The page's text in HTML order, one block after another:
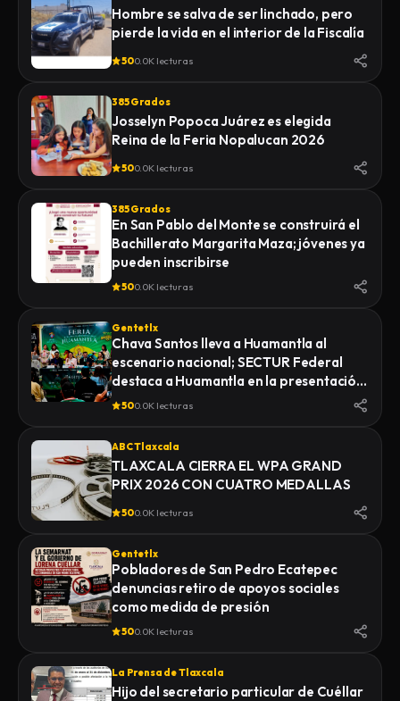
Hombre se salva de ser linchado, pero
pierde la vida en el interior de la Fiscalía
500.0K lecturas
385 Grados
Josselyn Popoca Juárez es elegida
Reina de la Feria Nopalucan 2026
500.0K lecturas
385 Grados
En San Pablo del Monte se construirá el
Bachillerato Margarita Maza; jóvenes ya
pueden inscribirse
500.0K lecturas
Gentetlx
Chava Santos lleva a Huamantla al
escenario nacional; SECTUR Federal
destaca a Huamantla en la presentación
de su feria 2026
500.0K lecturas
ABC Tlaxcala
TLAXCALA CIERRA EL WPA GRAND
PRIX 2026 CON CUATRO MEDALLAS
500.0K lecturas
Gentetlx
Pobladores de San Pedro Ecatepec
denuncias retiro de apoyos sociales
como medida de presión
500.0K lecturas
La Prensa de Tlaxcala
Hijo del secretario particular de Cuéllar